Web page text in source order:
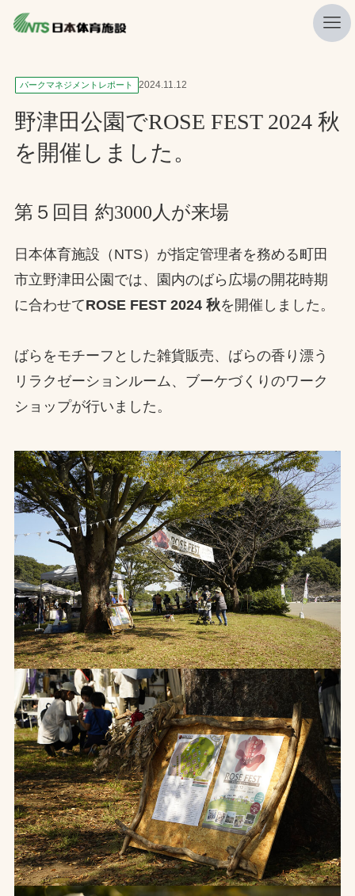
私たちの強み
ニュース
プレスリリース
製品・サービス一覧
会社概要
採用情報
お問合せ
プライバシーポリシー
ソーシャルメディアポリシー
文字の見えづらさや操作にお困りの方へ
パークマネジメントレポート 2024.11.12
野津田公園でROSE FEST 2024 秋
を開催しました。
第５回目 約3000人が来場
日本体育施設（NTS）が指定管理者を務める町田
市立野津田公園では、園内のばら広場の開花時期
に合わせてROSE FEST 2024 秋を開催しました。
ばらをモチーフとした雑貨販売、ばらの香り漂う
リラクゼーションルーム、ブーケづくりのワーク
ショップが行いました。